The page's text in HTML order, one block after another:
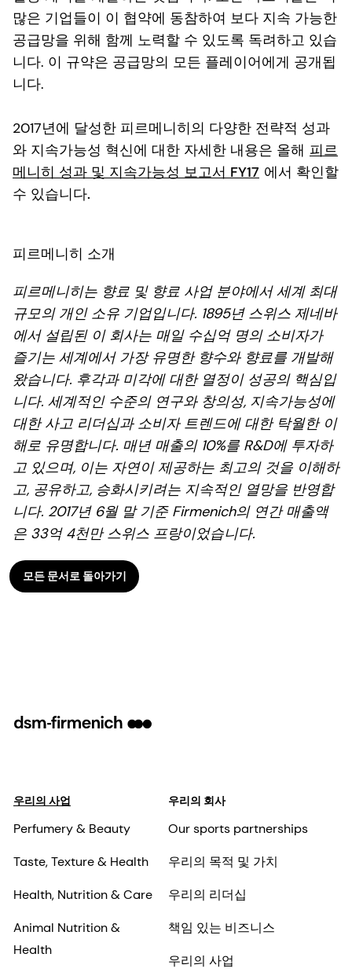
많은 기업들이 이 협약에 동참하여 보다 지속 가능한
공급망을 위해 함께 노력할 수 있도록 독려하고 있습
니다. 이 규약은 공급망의 모든 플레이어에게 공개됩
니다.
2017년에 달성한 피르메니히의 다양한 전략적 성과
와 지속가능성 혁신에 대한 자세한 내용은 올해 피르
메니히 성과 및 지속가능성 보고서 FY17 에서 확인할
수 있습니다.
피르메니히 소개
피르메니히는 향료 및 향료 사업 분야에서 세계 최대
규모의 개인 소유 기업입니다. 1895년 스위스 제네바
에서 설립된 이 회사는 매일 수십억 명의 소비자가
즐기는 세계에서 가장 유명한 향수와 향료를 개발해
왔습니다. 후각과 미각에 대한 열정이 성공의 핵심입
니다. 세계적인 수준의 연구와 창의성, 지속가능성에
대한 사고 리더십과 소비자 트렌드에 대한 탁월한 이
해로 유명합니다. 매년 매출의 10%를 R&D에 투자하
고 있으며, 이는 자연이 제공하는 최고의 것을 이해하
고, 공유하고, 승화시키려는 지속적인 열망을 반영합
니다. 2017년 6월 말 기준 Firmenich의 연간 매출액
은 33억 4천만 스위스 프랑이었습니다.
모든 문서로 돌아가기
우리의 사업
Perfumery & Beauty
Taste, Texture & Health
Health, Nutrition & Care
Animal Nutrition &
Health
우리의 회사
Our sports partnerships
우리의 목적 및 가치
우리의 리더십
책임 있는 비즈니스
우리의 사업